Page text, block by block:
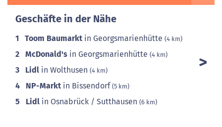
Geschäfte in der Nähe
1 Toom Baumarkt in Georgsmarienhütte (4 km)
2 McDonald's in Georgsmarienhütte (4 km)
3 Lidl in Wolthusen (4 km)
4 NP-Markt in Bissendorf(5 km)
5 Lidl in Osnabrück / Sutthausen (6 km)